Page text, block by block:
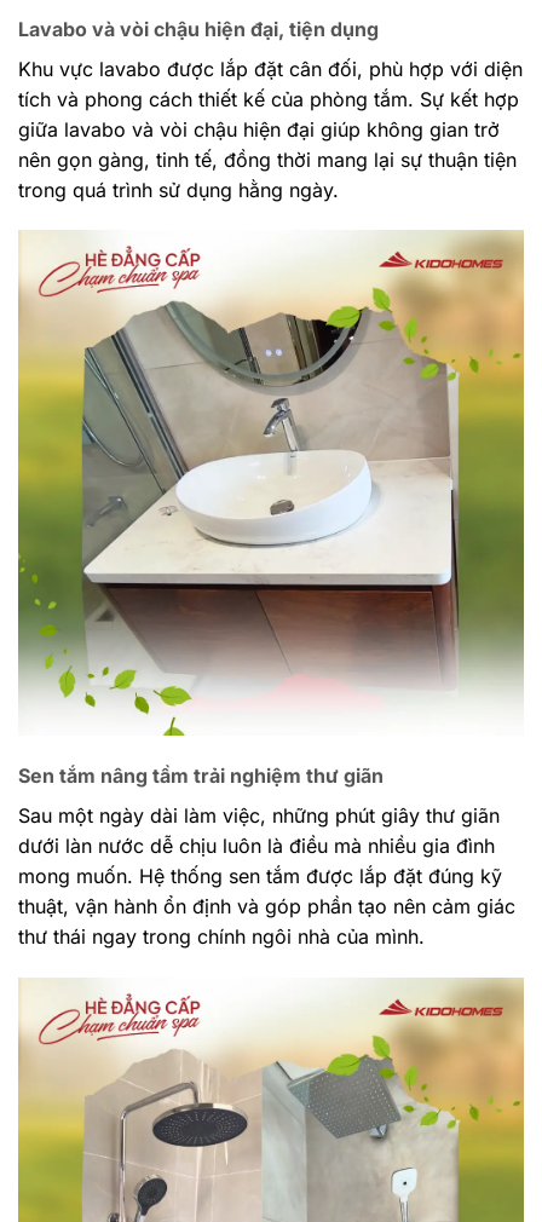
Lavabo và vòi chậu hiện đại, tiện dụng
Khu vực lavabo được lắp đặt cân đối, phù hợp với diện
tích và phong cách thiết kế của phòng tắm. Sự kết hợp
giữa lavabo và vòi chậu hiện đại giúp không gian trở
nên gọn gàng, tinh tế, đồng thời mang lại sự thuận tiện
trong quá trình sử dụng hằng ngày.
Sen tắm nâng tầm trải nghiệm thư giãn
Sau một ngày dài làm việc, những phút giây thư giãn
dưới làn nước dễ chịu luôn là điều mà nhiều gia đình
mong muốn. Hệ thống sen tắm được lắp đặt đúng kỹ
thuật, vận hành ổn định và góp phần tạo nên cảm giác
thư thái ngay trong chính ngôi nhà của mình.